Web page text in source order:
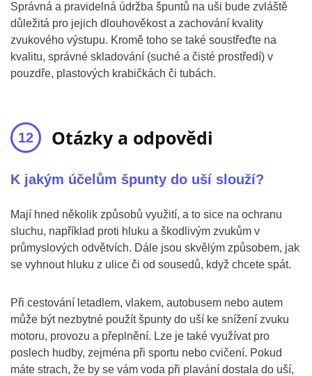
Správná a pravidelná údržba špuntů na uši bude zvláště
důležitá pro jejich dlouhověkost a zachování kvality
zvukového výstupu. Kromě toho se také soustřeďte na
kvalitu, správné skladování (suché a čisté prostředí) v
pouzdře, plastových krabičkách či tubách.
Otázky a odpovědi
K jakým účelům špunty do uší slouží?
Mají hned několik způsobů využití, a to sice na ochranu
sluchu, například proti hluku a škodlivým zvukům v
průmyslových odvětvích. Dále jsou skvělým způsobem, jak
se vyhnout hluku z ulice či od sousedů, když chcete spát.
Při cestování letadlem, vlakem, autobusem nebo autem
může být nezbytné použít špunty do uší ke snížení zvuku
motoru, provozu a přeplnění. Lze je také využívat pro
poslech hudby, zejména při sportu nebo cvičení. Pokud
máte strach, že by se vám voda při plavání dostala do uší,